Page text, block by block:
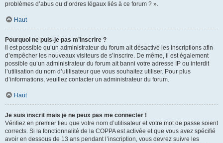
problèmes d’abus ou d’ordres légaux liés à ce forum ? ».
Haut
Pourquoi ne puis-je pas m’inscrire ?
Il est possible qu’un administrateur du forum ait désactivé les inscriptions afin
d’empêcher les nouveaux visiteurs de s’inscrire. De même, il est également
possible qu’un administrateur du forum ait banni votre adresse IP ou interdit
l’utilisation du nom d’utilisateur que vous souhaitez utiliser. Pour plus
d’informations, veuillez contacter un administrateur du forum.
Haut
Je suis inscrit mais je ne peux pas me connecter !
Vérifiez en premier lieu que votre nom d’utilisateur et votre mot de passe soient
corrects. Si la fonctionnalité de la COPPA est activée et que vous avez spécifié
avoir en dessous de 13 ans pendant l’inscription, vous devrez suivre les